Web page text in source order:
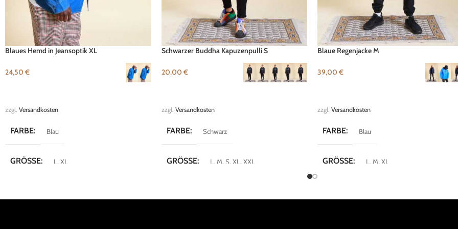
Blaues Hemd in Jeansoptik XL
24,50 €
zzgl. Versandkosten
FARBE Blau
GRÖSSE L , XL
Schwarzer Buddha Kapuzenpulli S
20,00 €
zzgl. Versandkosten
FARBE Schwarz
GRÖSSE L , M, S, XL , XXL
Blaue Regenjacke M
39,00 €
zzgl. Versandkosten
FARBE Blau
GRÖSSE L , M, XL